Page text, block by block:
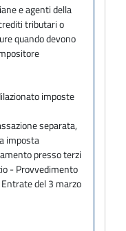
e agenti della
tributari o
quando devono
imposte
separata,
imposta
presso terzi
- Provvedimento
del 3 marzo